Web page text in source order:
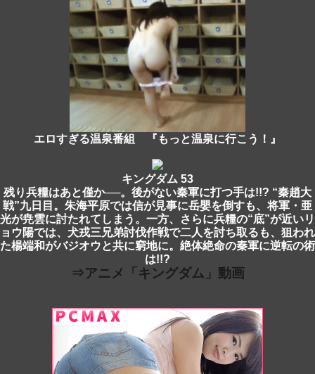
エロすぎる温泉番組 『もっと温泉に行こう！』
キングダム 53
残り兵糧はあと僅か──。後がない秦軍に打つ手は!!? “秦趙大
戦”九日目。朱海平原では信が見事に岳嬰を倒すも、将軍・亜
光が尭雲に討たれてしまう。一方、さらに兵糧の“底”が近いリ
ョウ陽では、犬戎三兄弟討伐作戦で二人を討ち取るも、狙われ
た楊端和がバジオウと共に窮地に。絶体絶命の秦軍に逆転の術
は!!?
⇒アニメ「キングダム」動画